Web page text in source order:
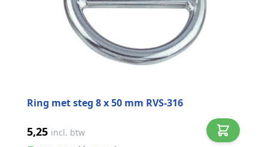
Ring met steg 8 x 50 mm RVS-316
5,25 incl. btw